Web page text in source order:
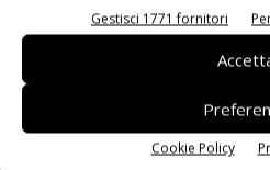
Gestisci 1771 fornitori
Cookie Policy